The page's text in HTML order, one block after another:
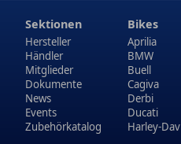
Sektionen
Hersteller
Händler
Mitglieder
Dokumente
News
Events
Zubehörkatalog
Bikes
Aprilia
BMW
Buell
Cagiva
Derbi
Ducati
Harley-